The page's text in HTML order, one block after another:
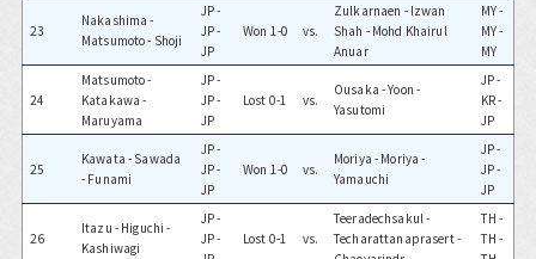
23
Nakashima -
Matsumoto - Shoji
JP -
JP -
JP
Won 1-0 vs.
Zulkarnaen - Izwan
Shah - Mohd Khairul
Anuar
MY -
MY -
MY
24
Matsumoto -
Katakawa -
Maruyama
JP -
JP -
JP
Lost 0-1 vs.
Ousaka - Yoon -
Yasutomi
JP -
KR -
JP
25
Kawata - Sawada
- Funami
JP -
JP -
JP
Won 1-0 vs.
Moriya - Moriya -
Yamauchi
JP -
JP -
JP
26
Itazu - Higuchi -
Kashiwagi
JP -
JP -
Lost 0-1 vs.
Teeradechsakul -
Techarattanaprasert -
TH -
TH -